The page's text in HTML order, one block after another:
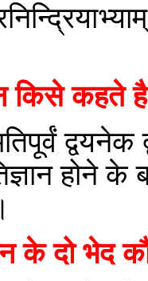
किसे कहते
द्वयनेक
होने
के दो भेद